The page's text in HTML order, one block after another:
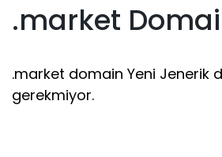
.market
.market domain Yeni Jenerik
gerekmiyor.